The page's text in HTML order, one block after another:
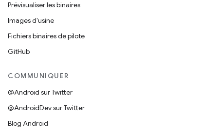
Prévisualiser les binaires
Images d'usine
Fichiers binaires de pilote
GitHub
COMMUNIQUER
@Android sur Twitter
@AndroidDev sur Twitter
Blog Android